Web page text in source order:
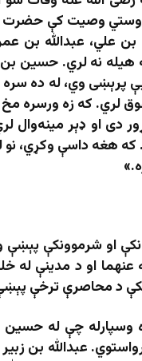
وصیت کې حضرت
علي، عبدالله بن
هیله نه لري. حسین
پرېښی وي، له ده
لري. که زه
دی او ډېر
هغه داسې وکړي،
او شرموونکې
او د مدینې له
مکې د محاصرې ترخې
وسپارله چې له
عبدالله بن